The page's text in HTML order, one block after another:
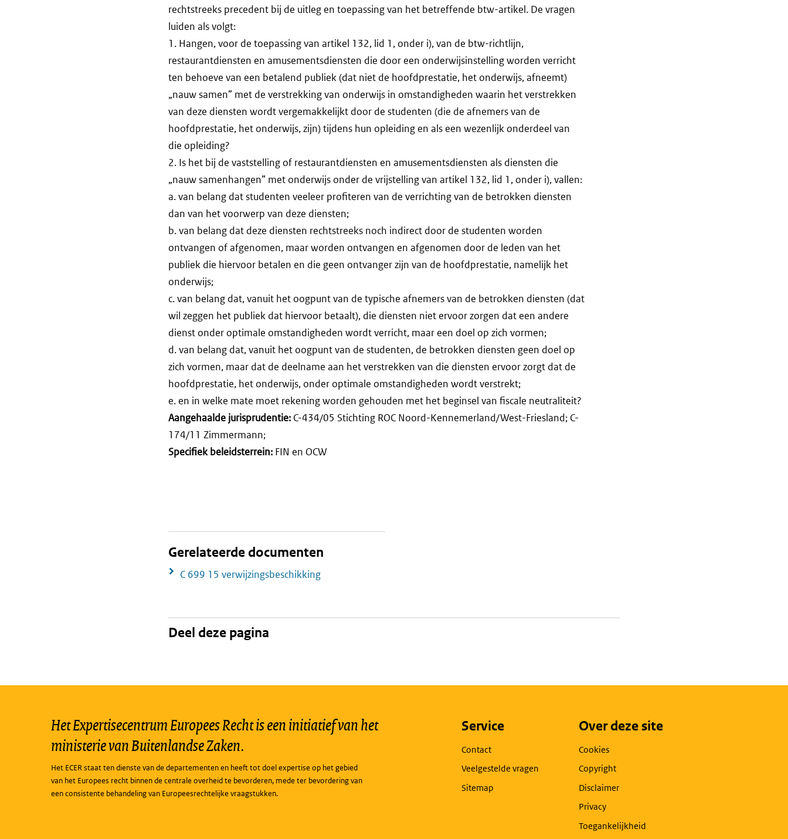
rechtstreeks precedent bij de uitleg en toepassing van het betreffende btw-artikel. De vragen
luiden als volgt:
1. Hangen, voor de toepassing van artikel 132, lid 1, onder i), van de btw-richtlijn,
restaurantdiensten en amusementsdiensten die door een onderwijsinstelling worden verricht
ten behoeve van een betalend publiek (dat niet de hoofdprestatie, het onderwijs, afneemt)
„nauw samen” met de verstrekking van onderwijs in omstandigheden waarin het verstrekken
van deze diensten wordt vergemakkelijkt door de studenten (die de afnemers van de
hoofdprestatie, het onderwijs, zijn) tijdens hun opleiding en als een wezenlijk onderdeel van
die opleiding?
2. Is het bij de vaststelling of restaurantdiensten en amusementsdiensten als diensten die
„nauw samenhangen” met onderwijs onder de vrijstelling van artikel 132, lid 1, onder i), vallen:
a. van belang dat studenten veeleer profiteren van de verrichting van de betrokken diensten
dan van het voorwerp van deze diensten;
b. van belang dat deze diensten rechtstreeks noch indirect door de studenten worden
ontvangen of afgenomen, maar worden ontvangen en afgenomen door de leden van het
publiek die hiervoor betalen en die geen ontvanger zijn van de hoofdprestatie, namelijk het
onderwijs;
c. van belang dat, vanuit het oogpunt van de typische afnemers van de betrokken diensten (dat
wil zeggen het publiek dat hiervoor betaalt), die diensten niet ervoor zorgen dat een andere
dienst onder optimale omstandigheden wordt verricht, maar een doel op zich vormen;
d. van belang dat, vanuit het oogpunt van de studenten, de betrokken diensten geen doel op
zich vormen, maar dat de deelname aan het verstrekken van die diensten ervoor zorgt dat de
hoofdprestatie, het onderwijs, onder optimale omstandigheden wordt verstrekt;
e. en in welke mate moet rekening worden gehouden met het beginsel van fiscale neutraliteit?
Aangehaalde jurisprudentie: C-434/05 Stichting ROC Noord-Kennemerland/West-Friesland; C-
174/11 Zimmermann;
Specifiek beleidsterrein: FIN en OCW
Gerelateerde documenten
C 699 15 verwijzingsbeschikking
Deel deze pagina
Het Expertisecentrum Europees Recht is een initiatief van het
ministerie van Buitenlandse Zaken.
Het ECER staat ten dienste van de departementen en heeft tot doel expertise op het gebied
van het Europees recht binnen de centrale overheid te bevorderen, mede ter bevordering van
een consistente behandeling van Europeesrechtelijke vraagstukken.
Service
Contact
Veelgestelde vragen
Sitemap
Over deze site
Cookies
Copyright
Disclaimer
Privacy
Toegankelijkheid